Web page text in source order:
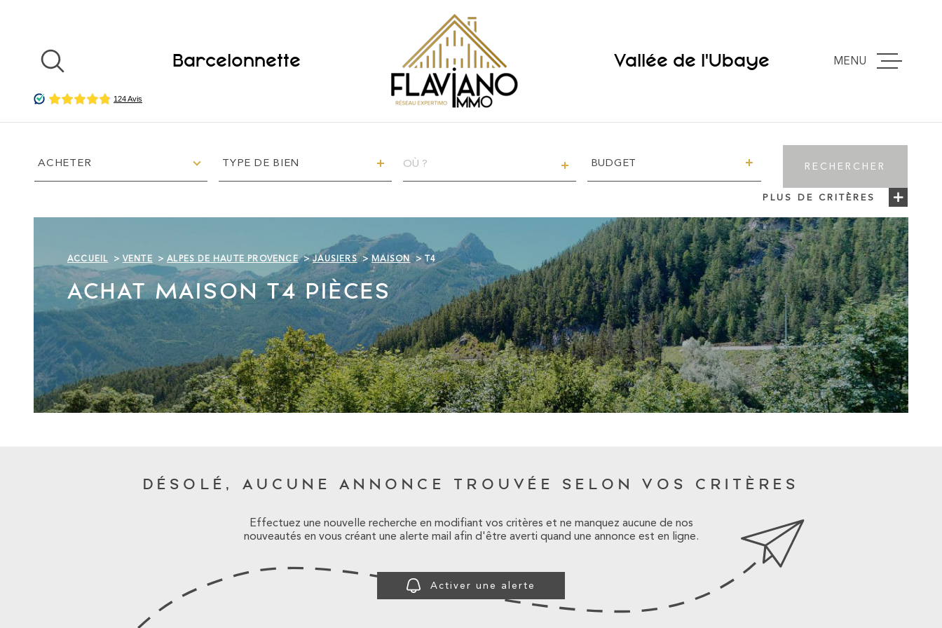
recherche
EXPERTISE
VOUS
ALERTE E-
NOTRE
Barcelonnette Vallée de l'Ubaye MENU
RE
ER
E
D'OFFRE
ACHETER
DE
BIEN
TYPE DE BIEN
BUDGET
SURFACE
PIÈCES
PLUS DE CRITÈRES
RECHERCHER
ACCUEIL VENTE ALPES DE HAUTE PROVENCE JAUSIERS MAISON T4
ACHAT MAISON T4 PIÈCES
DÉSOLÉ, AUCUNE ANNONCE TROUVÉE SELON VOS CRITÈRES
Effectuez une nouvelle recherche en modifiant vos critères et ne manquez aucune de nos
nouveautés en vous créant une alerte mail afin d'être averti quand une annonce est en ligne.
Activer une alerte